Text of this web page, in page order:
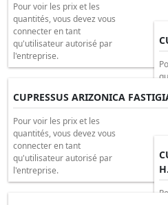
Pour voir les prix et les
quantités, vous devez vous
connecter en tant
qu'utilisateur autorisé par
l'entreprise.
CUPRESSUS ARIZONICA
Pour voir les prix et les
quantités, vous devez vous
connecter en tant
qu'utilisateur autorisé par
l'entreprise.